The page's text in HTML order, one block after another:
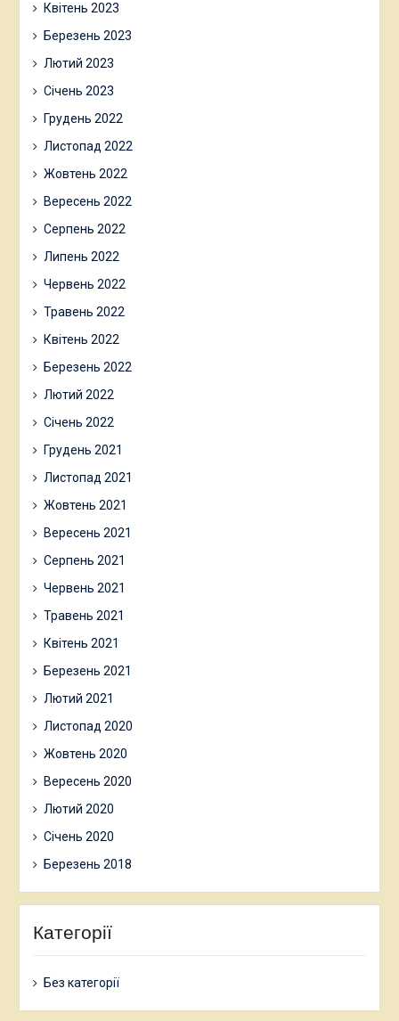
Квітень 2023
Березень 2023
Лютий 2023
Січень 2023
Грудень 2022
Листопад 2022
Жовтень 2022
Вересень 2022
Серпень 2022
Липень 2022
Червень 2022
Травень 2022
Квітень 2022
Березень 2022
Лютий 2022
Січень 2022
Грудень 2021
Листопад 2021
Жовтень 2021
Вересень 2021
Серпень 2021
Червень 2021
Травень 2021
Квітень 2021
Березень 2021
Лютий 2021
Листопад 2020
Жовтень 2020
Вересень 2020
Лютий 2020
Січень 2020
Березень 2018
Категорії
Без категорії